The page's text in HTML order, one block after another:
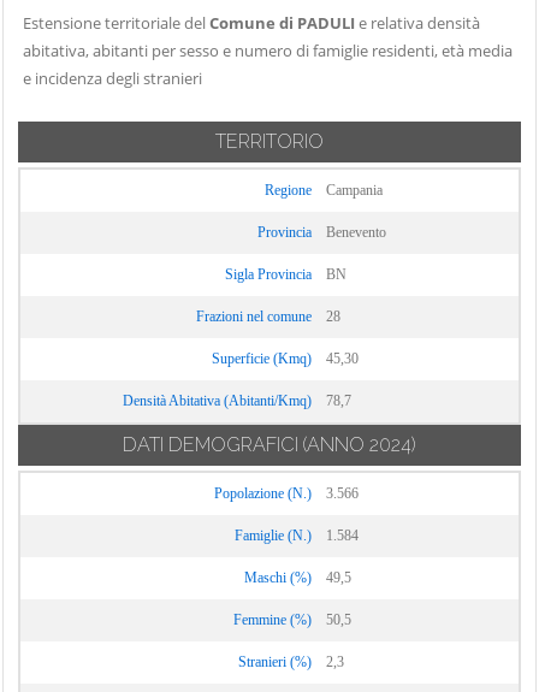
Sassinoro
Tocco Caudio
Torrecuso
Vitulano
Estensione territoriale delComune di PADULI e relativa densità
abitativa, abitanti per sesso e numero di famiglie residenti, età media
e incidenza degli stranieri
TERRITORIO
Regione Campania
Provincia Benevento
Sigla Provincia BN
Frazioni nel comune 28
Superficie (Kmq) 45,30
Densità Abitativa (Abitanti/Kmq) 78,7
DATI DEMOGRAFICI (ANNO 2024)
Popolazione (N.) 3.566
Famiglie (N.) 1.584
Maschi (%) 49,5
Femmine (%) 50,5
Stranieri (%) 2,3